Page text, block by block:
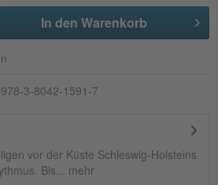
In den Warenkorb
978-3-8042-1591-7
vor der Küste Schleswig-Holsteins
Bis... mehr